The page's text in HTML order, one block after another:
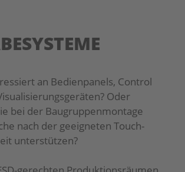
an Bedienpanels, Control
Oder
bei der Baugruppenmontage
nach der geeigneten Touch-
unterstützen?